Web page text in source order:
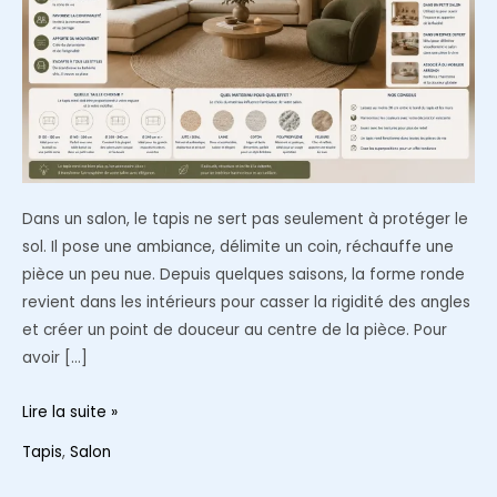
Dans un salon, le tapis ne sert pas seulement à protéger le
sol. Il pose une ambiance, délimite un coin, réchauffe une
pièce un peu nue. Depuis quelques saisons, la forme ronde
revient dans les intérieurs pour casser la rigidité des angles
et créer un point de douceur au centre de la pièce. Pour
avoir […]
Le
rond,
Lire la suite »
Tapis, Salon